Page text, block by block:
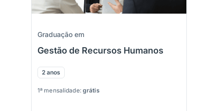
Graduação em
Gestão de Recursos Humanos
2 anos
1ª mensalidade: grátis